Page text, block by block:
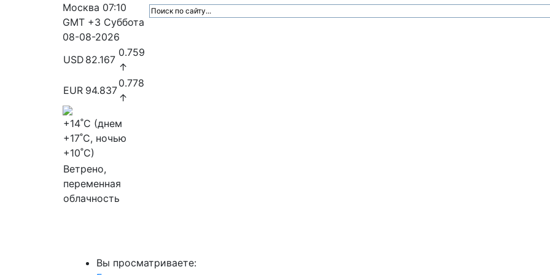
Москва 07:10
GMT +3 Суббота
08-08-2026
USD 82.167
0.759
↑
EUR 94.837
0.778
↑
+14˚C (днем
+17˚C, ночью
+10˚C)
Ветрено,
переменная
облачность
Вы просматриваете: